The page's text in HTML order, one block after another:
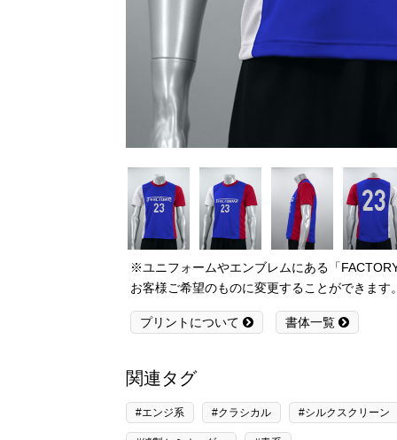
※ユニフォームやエンブレムにある「
お客様ご希望のものに変更することができます。
プリントについて 書体一覧
関連タグ
#エンジ系 #クラシカル #シルクスクリーン